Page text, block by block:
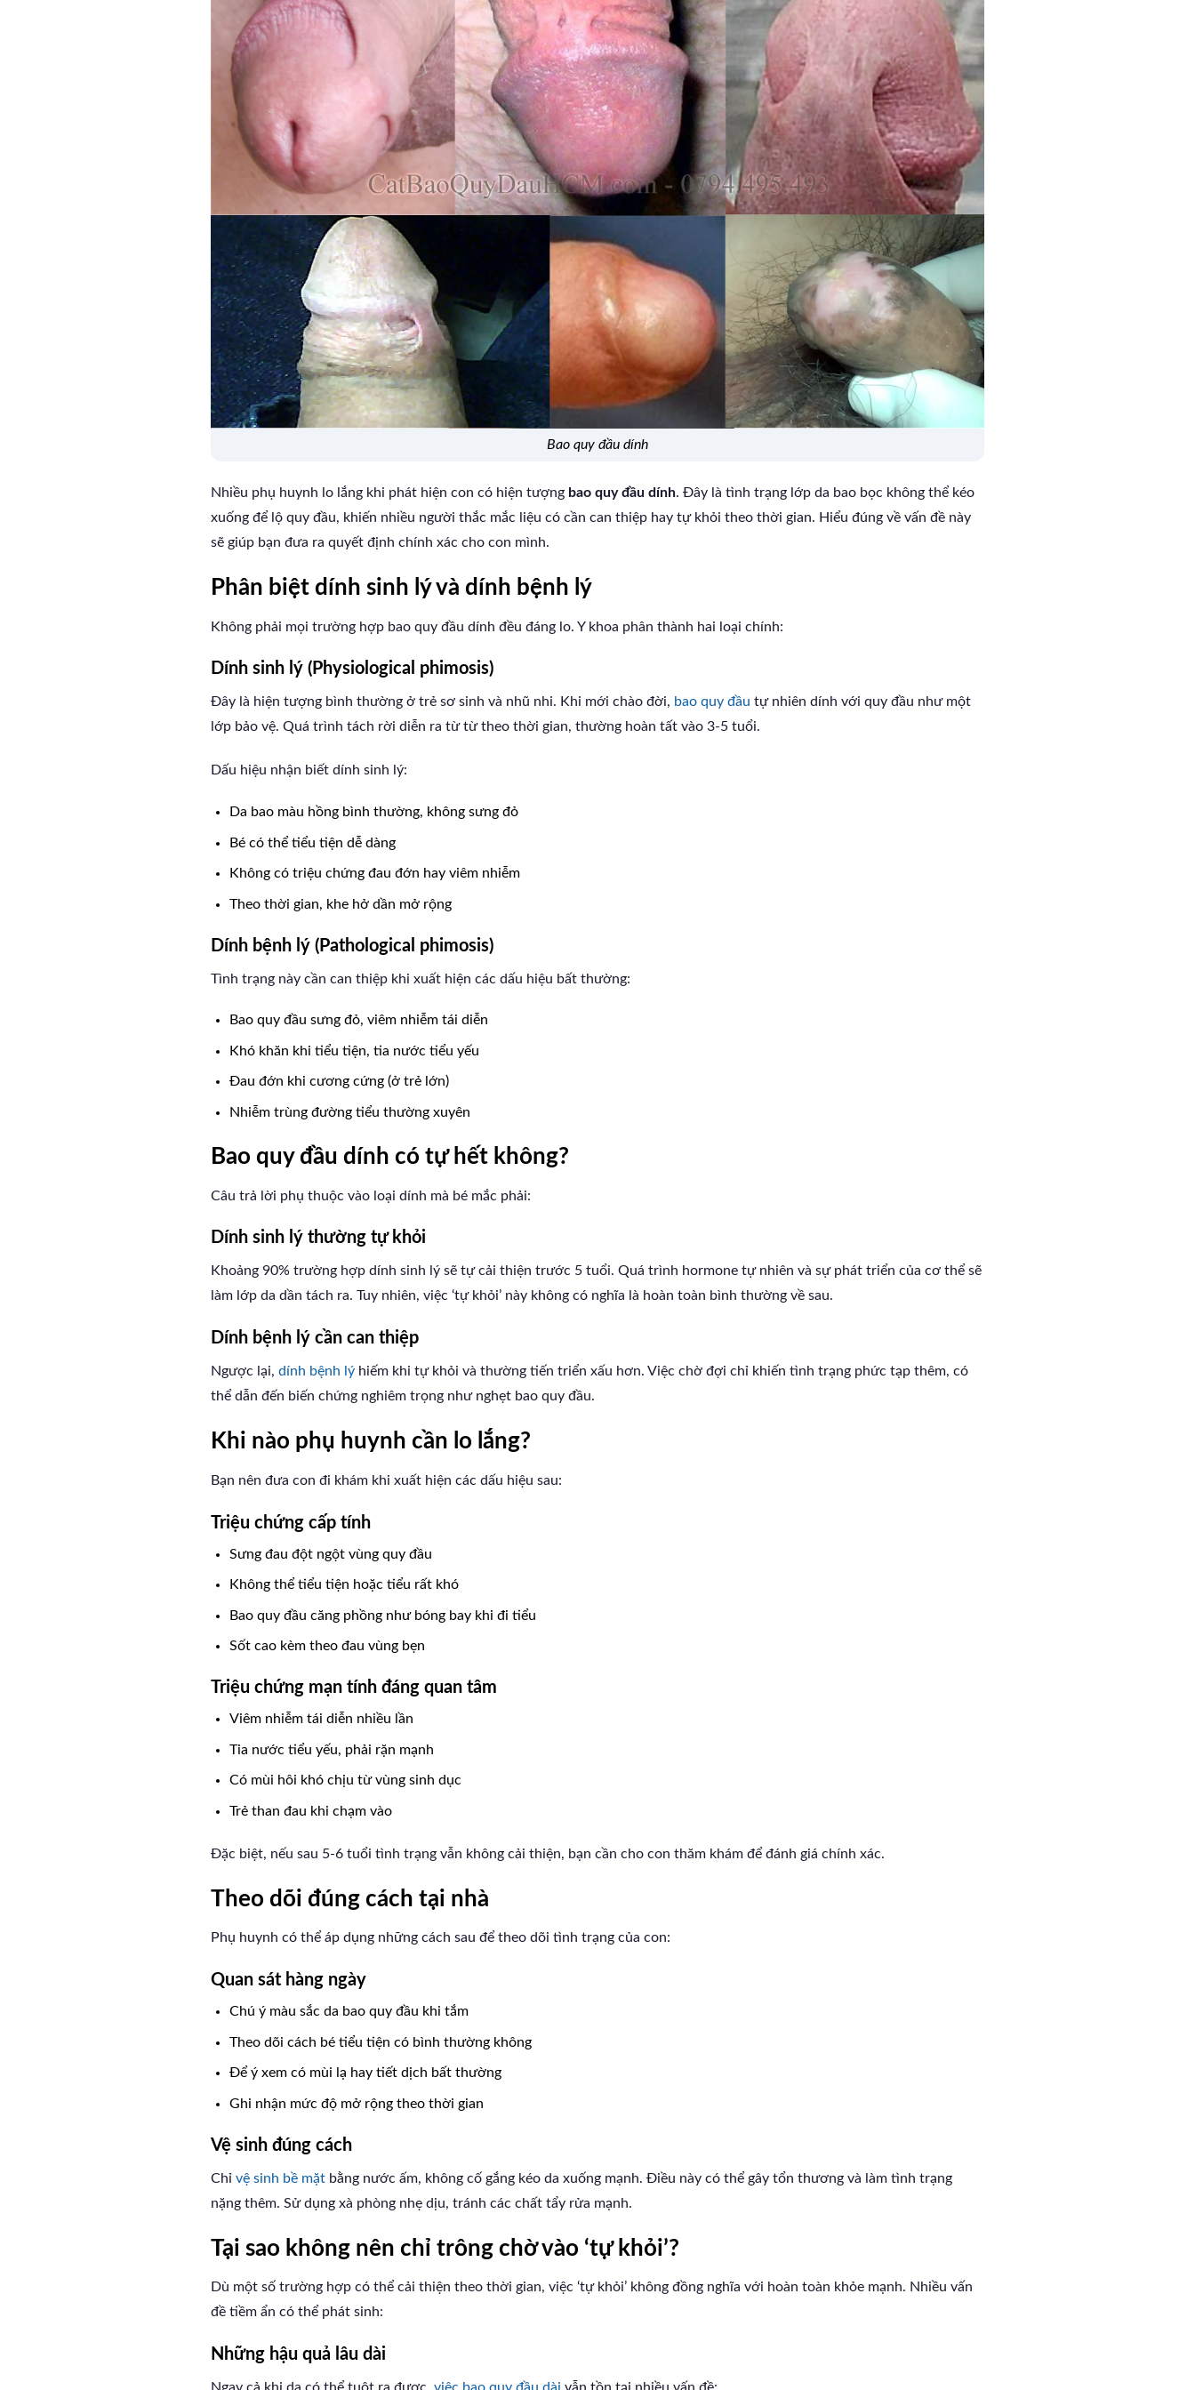
bao quy đầu dính
Nhiều phụ huynh lo lắng khi phát hiện con có hiện tượng bao quy đầu dính. Đây là tình trạng lớp da bao bọc không thể kéo
xuống để lộ quy đầu, khiến nhiều người thắc mắc liệu có cần can thiệp hay tự khỏi theo thời gian. Hiểu đúng về vấn đề này
sẽ giúp bạn đưa ra quyết định chính xác cho con mình.
Phân biệt dính sinh lý và dính bệnh lý
Không phải mọi trường hợp bao quy đầu dính đều đáng lo. Y khoa phân thành hai loại chính:
Dính sinh lý (Physiological phimosis)
Đây là hiện tượng bình thường ở trẻ sơ sinh và nhũ nhi. Khi mới chào đời, bao quy đầu tự nhiên dính với quy đầu như một
lớp bảo vệ. Quá trình tách rời diễn ra từ từ theo thời gian, thường hoàn tất vào 3-5 tuổi.
Dấu hiệu nhận biết dính sinh lý:
Da bao màu hồng bình thường, không sưng đỏ
Bé có thể tiểu tiện dễ dàng
Không có triệu chứng đau đớn hay viêm nhiễm
Theo thời gian, khe hở dần mở rộng
Dính bệnh lý (Pathological phimosis)
Tình trạng này cần can thiệp khi xuất hiện các dấu hiệu bất thường:
Bao quy đầu sưng đỏ, viêm nhiễm tái diễn
Khó khăn khi tiểu tiện, tia nước tiểu yếu
Đau đớn khi cương cứng (ở trẻ lớn)
Nhiễm trùng đường tiểu thường xuyên
Bao quy đầu dính có tự hết không?
Câu trả lời phụ thuộc vào loại dính mà bé mắc phải:
Dính sinh lý thường tự khỏi
Khoảng 90% trường hợp dính sinh lý sẽ tự cải thiện trước 5 tuổi. Quá trình hormone tự nhiên và sự phát triển của cơ thể sẽ
làm lớp da dần tách ra. Tuy nhiên, việc ‘tự khỏi’ này không có nghĩa là hoàn toàn bình thường về sau.
Dính bệnh lý cần can thiệp
Ngược lại, dính bệnh lý hiếm khi tự khỏi và thường tiến triển xấu hơn. Việc chờ đợi chỉ khiến tình trạng phức tạp thêm, có
thể dẫn đến biến chứng nghiêm trọng như nghẹt bao quy đầu.
Khi nào phụ huynh cần lo lắng?
Bạn nên đưa con đi khám khi xuất hiện các dấu hiệu sau:
Triệu chứng cấp tính
Sưng đau đột ngột vùng quy đầu
Không thể tiểu tiện hoặc tiểu rất khó
Bao quy đầu căng phồng như bóng bay khi đi tiểu
Sốt cao kèm theo đau vùng bẹn
Triệu chứng mạn tính đáng quan tâm
Viêm nhiễm tái diễn nhiều lần
Tia nước tiểu yếu, phải rặn mạnh
Có mùi hôi khó chịu từ vùng sinh dục
Trẻ than đau khi chạm vào
Đặc biệt, nếu sau 5-6 tuổi tình trạng vẫn không cải thiện, bạn cần cho con thăm khám để đánh giá chính xác.
Theo dõi đúng cách tại nhà
Phụ huynh có thể áp dụng những cách sau để theo dõi tình trạng của con:
Quan sát hàng ngày
Chú ý màu sắc da bao quy đầu khi tắm
Theo dõi cách bé tiểu tiện có bình thường không
Để ý xem có mùi lạ hay tiết dịch bất thường
Ghi nhận mức độ mở rộng theo thời gian
Vệ sinh đúng cách
Chỉ vệ sinh bề mặt bằng nước ấm, không cố gắng kéo da xuống mạnh. Điều này có thể gây tổn thương và làm tình trạng
nặng thêm. Sử dụng xà phòng nhẹ dịu, tránh các chất tẩy rửa mạnh.
Tại sao không nên chỉ trông chờ vào ‘tự khỏi’?
Dù một số trường hợp có thể cải thiện theo thời gian, việc ‘tự khỏi’ không đồng nghĩa với hoàn toàn khỏe mạnh. Nhiều vấn
đề tiềm ẩn có thể phát sinh:
Những hậu quả lâu dài